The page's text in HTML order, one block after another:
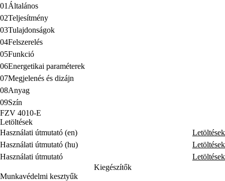
01 Általános
02Teljesítmény
03Tulajdonságok
04Felszerelés
05Funkció
06Energetikai paraméterek
07Megjelenés és dizájn
08Anyag
09Szín
FZV 4010-E
Letöltések
Használati útmutató (en)
Letöltések
Használati útmutató (hu)
Letöltések
Használati útmutató
Letöltések
Kiegészítők
Munkavédelmi kesztyűk